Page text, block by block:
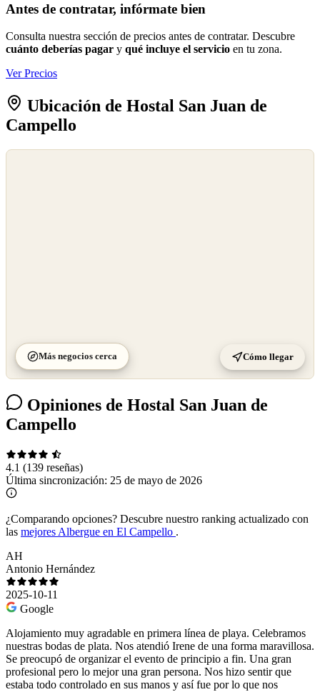
Antes de contratar, infórmate bien
Consulta nuestra sección de precios antes de contratar. Descubre
cuánto deberías pagar y qué incluye el servicio en tu zona.
Ver Precios
Ubicación de Hostal San Juan de
Campello
Más negocios cerca Cómo llegar
Opiniones de Hostal San Juan de
Campello
4.1 (139 reseñas)
Última sincronización: 25 de mayo de 2026
¿Comparando opciones? Descubre nuestro ranking actualizado con
las mejores Albergue en El Campello .
AH
Antonio Hernández
2025-10-11
Google
Alojamiento muy agradable en primera línea de playa. Celebramos
nuestras bodas de plata. Nos atendió Irene de una forma maravillosa.
Se preocupó de organizar el evento de principio a fin. Una gran
profesional pero lo mejor una gran persona. Nos hizo sentir que
estaba todo controlado en sus manos y así fue por lo que nos